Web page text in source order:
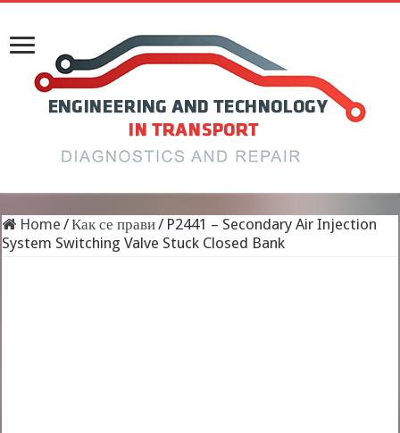
Home /Как се прави/ P2441 – Secondary Air Injection
System Switching Valve Stuck Closed Bank